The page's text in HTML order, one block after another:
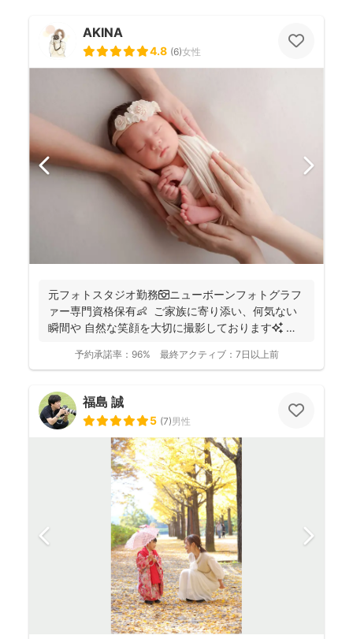
AKINA
4.8 (6)女性
元フォトスタジオ勤務📷ニューボーンフォトグラフ
ァー専門資格保有👶 ご家族に寄り添い、何気ない
瞬間や 自然な笑顔を大切に撮影しております✨ ま
予約承諾率： 96% 最終アクティブ： 7日以上前
福島 誠
5 (7)男性